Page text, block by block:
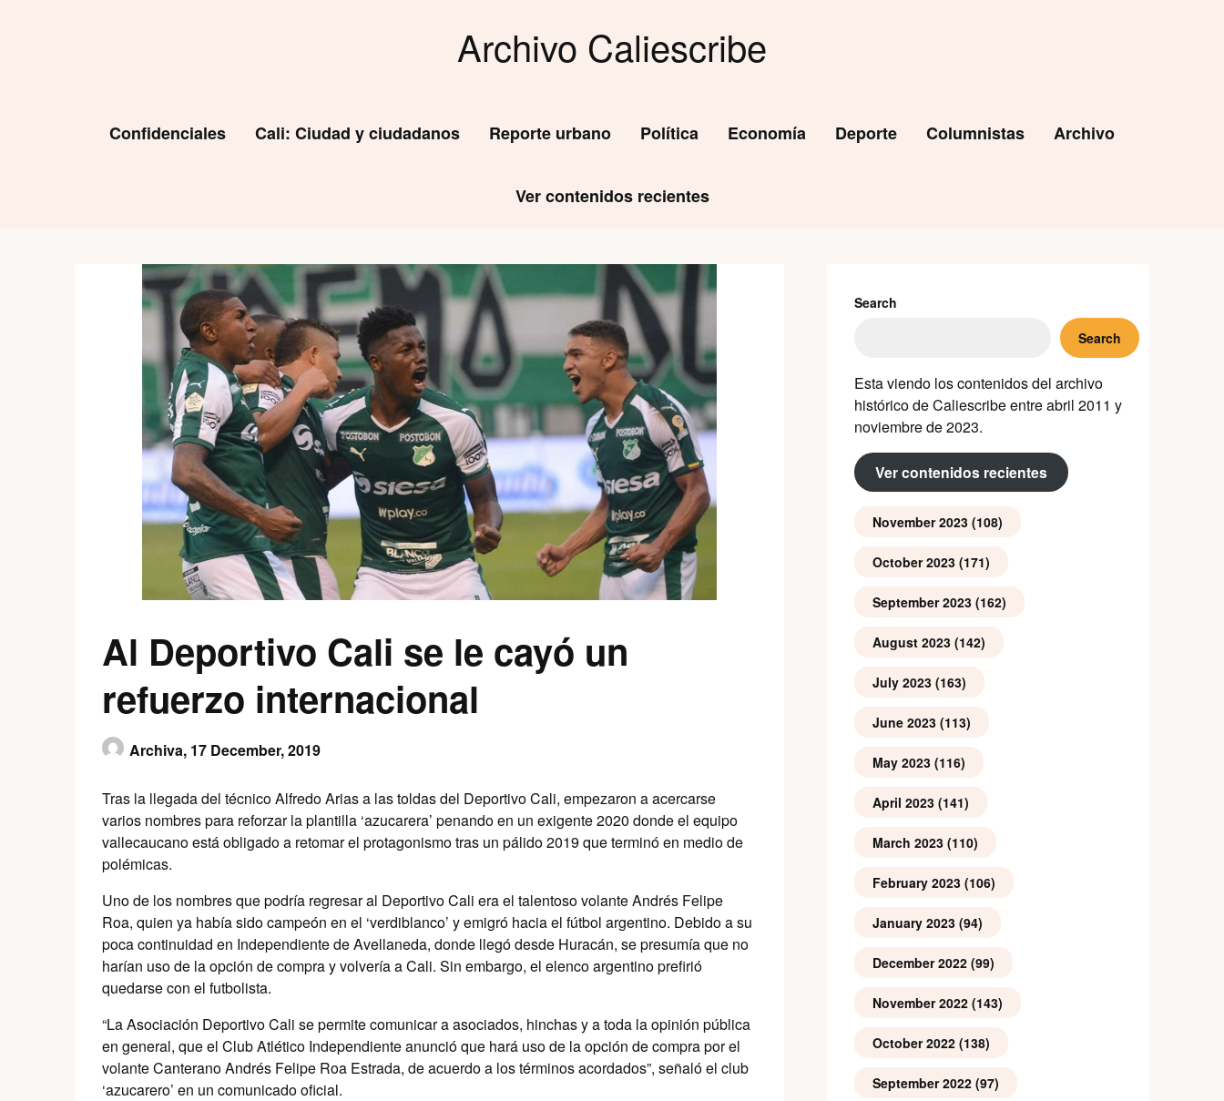
Archivo Caliescribe
Confidenciales Cali: Ciudad y ciudadanos Reporte urbano Política Economía Deporte Columnistas Archivo
Ver contenidos recientes
Al Deportivo Cali se le cayó un
refuerzo internacional
Archiva, 17 December, 2019
Tras la llegada del técnico Alfredo Arias a las toldas del Deportivo Cali, empezaron a acercarse
varios nombres para reforzar la plantilla ‘azucarera’ penando en un exigente 2020 donde el equipo
vallecaucano está obligado a retomar el protagonismo tras un pálido 2019 que terminó en medio de
polémicas.
Uno de los nombres que podría regresar al Deportivo Cali era el talentoso volante Andrés Felipe
Roa, quien ya había sido campeón en el ‘verdiblanco’ y emigró hacia el fútbol argentino. Debido a su
poca continuidad en Independiente de Avellaneda, donde llegó desde Huracán, se presumía que no
harían uso de la opción de compra y volvería a Cali. Sin embargo, el elenco argentino prefirió
quedarse con el futbolista.
“La Asociación Deportivo Cali se permite comunicar a asociados, hinchas y a toda la opinión pública
en general, que el Club Atlético Independiente anunció que hará uso de la opción de compra por el
volante Canterano Andrés Felipe Roa Estrada, de acuerdo a los términos acordados”, señaló el club
‘azucarero’ en un comunicado oficial.
Search
Search
Esta viendo los contenidos del archivo
histórico de Caliescribe entre abril 2011 y
noviembre de 2023.
Ver contenidos recientes
November 2023(108)
October 2023(171)
September 2023(162)
August 2023(142)
July 2023(163)
June 2023(113)
May 2023(116)
April 2023(141)
March 2023(110)
February 2023(106)
January 2023(94)
December 2022(99)
November 2022(143)
October 2022(138)
September 2022(97)